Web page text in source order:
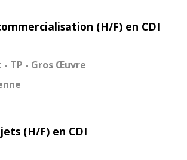
(H/F) en CDI
TP - Gros Œuvre
(H/F) en CDI